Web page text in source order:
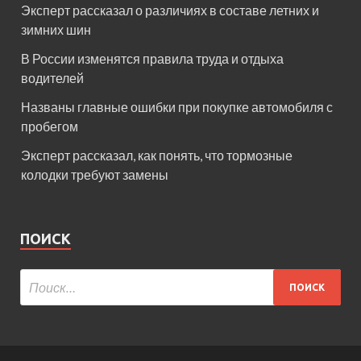
Эксперт рассказал о различиях в составе летних и
зимних шин
В России изменятся правила труда и отдыха
водителей
Названы главные ошибки при покупке автомобиля с
пробегом
Эксперт рассказал, как понять, что тормозные
колодки требуют замены
ПОИСК